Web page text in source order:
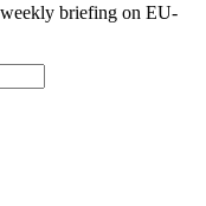
briefing on EU-